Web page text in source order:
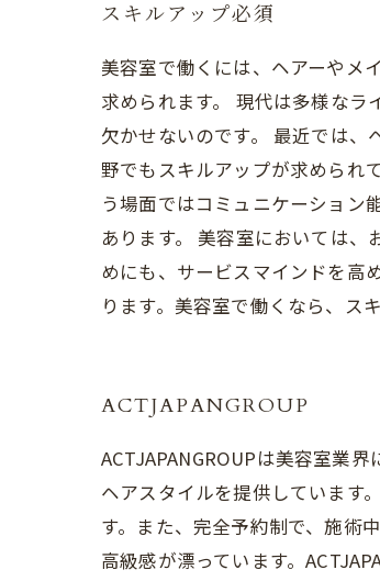
スキルアップ必須
美容室で働くには、ヘアーやメ
求められます。 現代は多様な
欠かせないのです。 最近では
野でもスキルアップが求められ
う場面ではコミュニケーション
あります。 美容室においては
めにも、サービスマインドを高
ります。美容室で働くなら、ス
ACTJAPANGROUP
ACTJAPANGROUPは美容室業
ヘアスタイルを提供しています
す。また、完全予約制で、施術
高級感が漂っています。